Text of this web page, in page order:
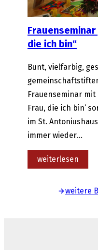
die ich bin“
Bunt, vielfarbig,
Frauenseminar mit
Frau, die ich bin‘
im St.
immer wieder…
weiterlesen:
liebe
weitere